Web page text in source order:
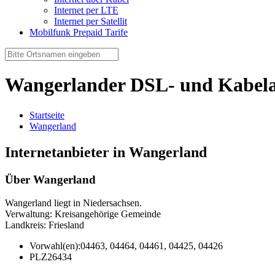
Internet per LTE
Internet per Satellit
Mobilfunk Prepaid Tarife
Wangerlander DSL- und
Startseite
Wangerland
Internetanbieter in Wangerland
Über Wangerland
Wangerland liegt in Niedersachsen.
Verwaltung: Kreisangehörige Gemeinde
Landkreis: Friesland
Vorwahl(en):04463, 04464, 04461, 04425, 04426
PLZ26434